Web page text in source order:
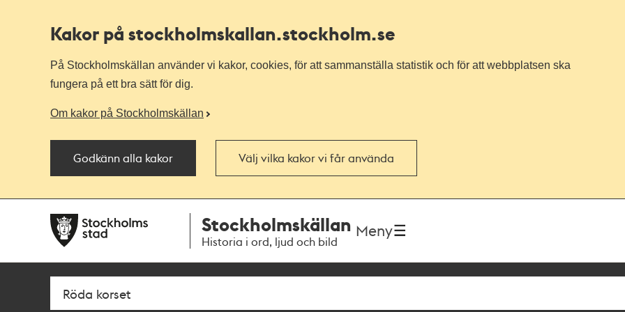
Kakor på stockholmskallan.stockholm.se
På Stockholmskällan använder vi kakor, cookies, för att sammanställa statistik och för att webbplatsen ska
fungera på ett bra sätt för dig.
Om kakor på Stockholmskällan
Godkänn alla kakor Välj vilka kakor vi får använda
navigationen
huvudinnehållet
Stockholmskällan
Historia i ord, ljud och bild
Meny
Sök